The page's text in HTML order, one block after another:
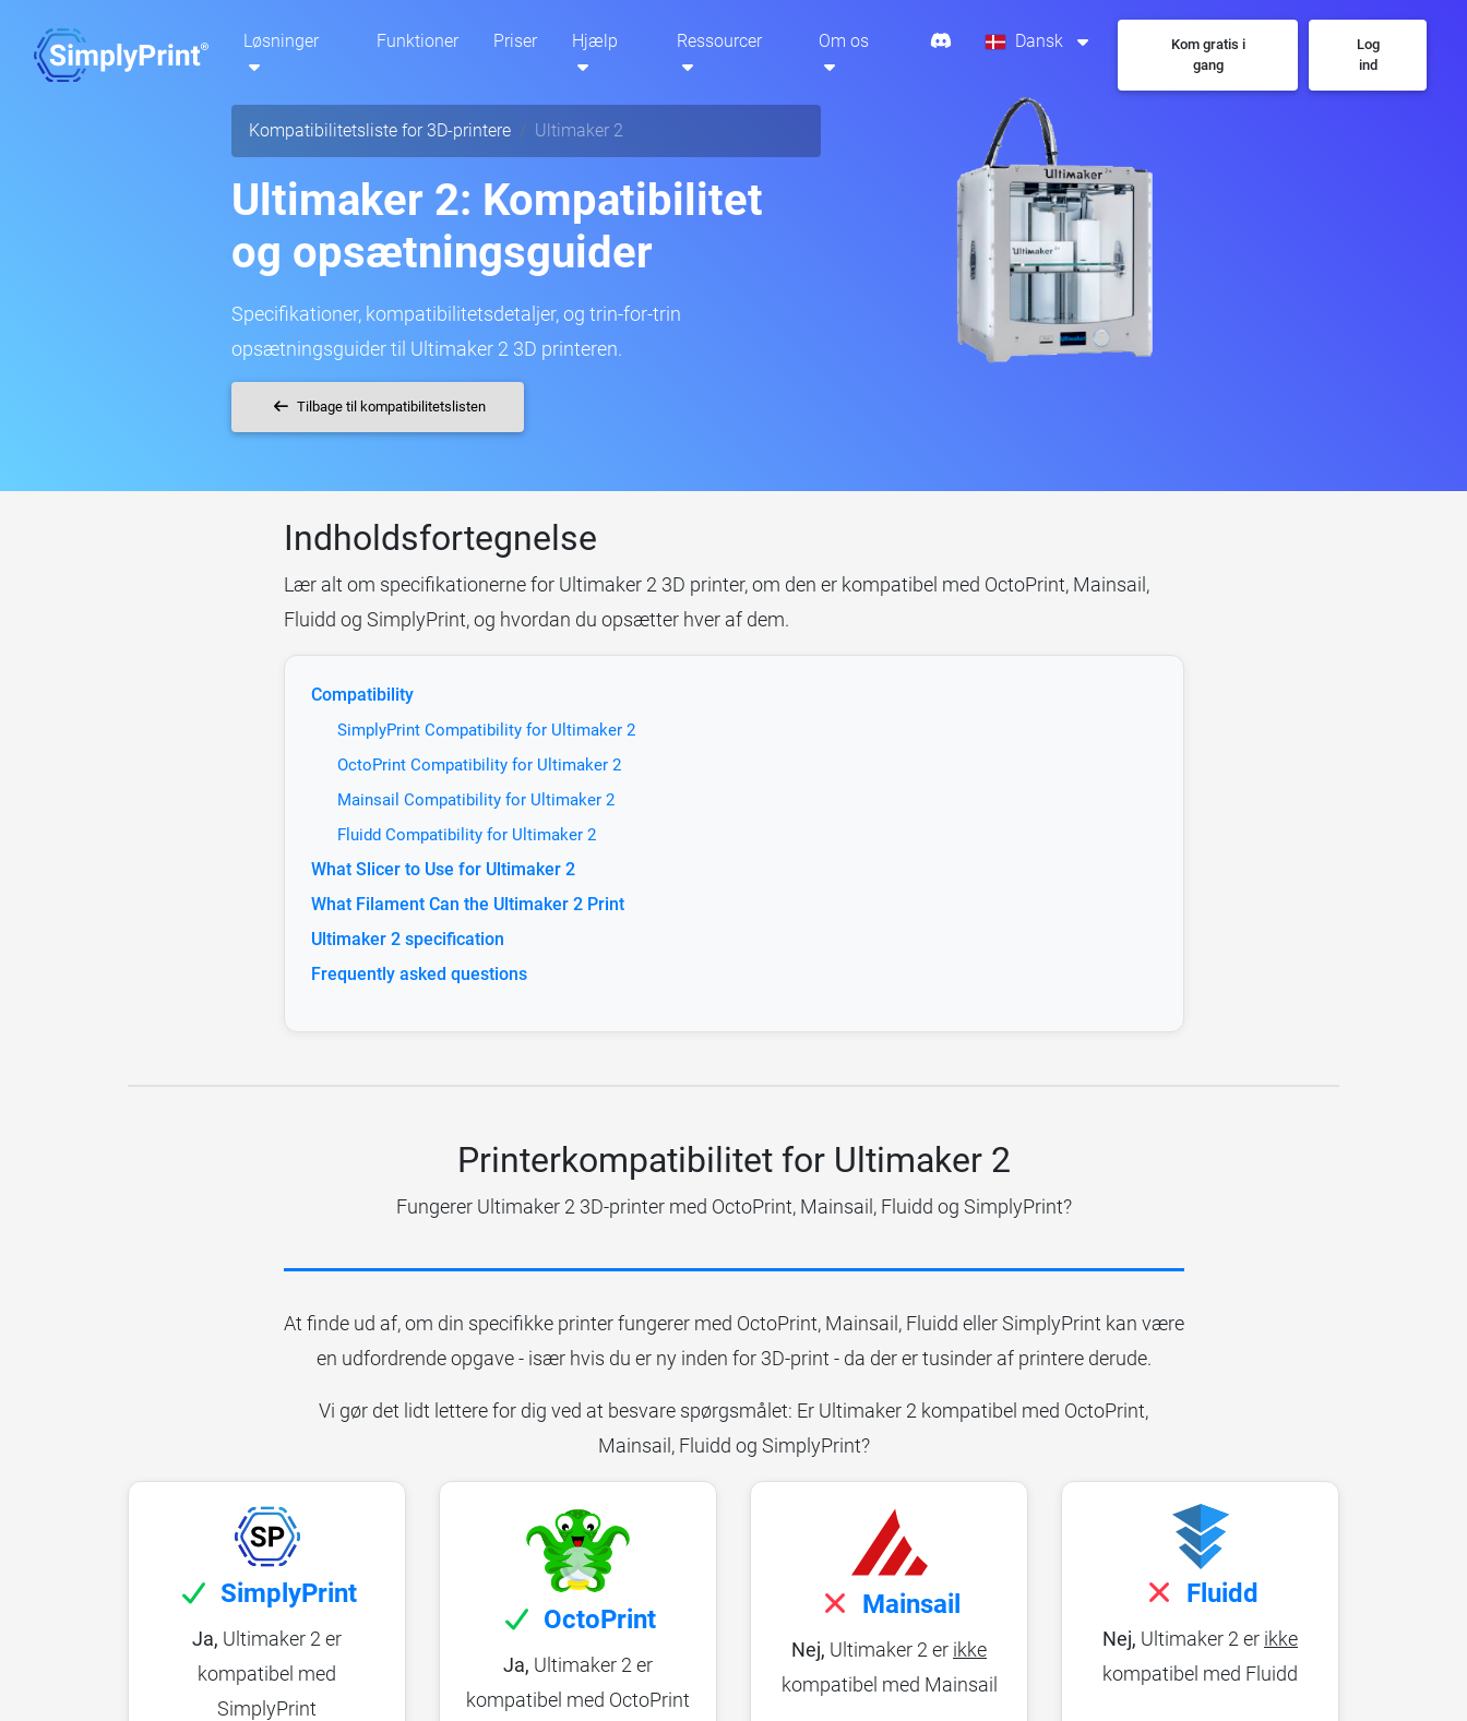
Løsninger Funktioner Priser Hjælp Ressourcer Om os Dansk
Kom gratis i
gang
Log
ind
Kompatibilitetsliste for 3D-printere Ultimaker 2
Ultimaker 2: Kompatibilitet
og opsætningsguider
Specifikationer, kompatibilitetsdetaljer, og trin-for-trin
opsætningsguider til Ultimaker 2 3D printeren.
Tilbage til kompatibilitetslisten
Indholdsfortegnelse
Lær alt om specifikationerne for Ultimaker 2 3D printer, om den er kompatibel med OctoPrint, Mainsail,
Fluidd og SimplyPrint, og hvordan du opsætter hver af dem.
Compatibility
SimplyPrint Compatibility for Ultimaker 2
OctoPrint Compatibility for Ultimaker 2
Mainsail Compatibility for Ultimaker 2
Fluidd Compatibility for Ultimaker 2
What Slicer to Use for Ultimaker 2
What Filament Can the Ultimaker 2 Print
Ultimaker 2 specification
Frequently asked questions
Printerkompatibilitet for Ultimaker 2
Fungerer Ultimaker 2 3D-printer med OctoPrint, Mainsail, Fluidd og SimplyPrint?
At finde ud af, om din specifikke printer fungerer med OctoPrint, Mainsail, Fluidd eller SimplyPrint kan være
en udfordrende opgave - især hvis du er ny inden for 3D-print - da der er tusinder af printere derude.
Vi gør det lidt lettere for dig ved at besvare spørgsmålet: Er Ultimaker 2 kompatibel med OctoPrint,
Mainsail, Fluidd og SimplyPrint?
SimplyPrint
Ja, Ultimaker 2 er
kompatibel med
SimplyPrint
OctoPrint
Ja, Ultimaker 2 er
kompatibel med OctoPrint
Mainsail
Nej, Ultimaker 2 er ikke
kompatibel med Mainsail
Fluidd
Nej, Ultimaker 2 er ikke
kompatibel med Fluidd